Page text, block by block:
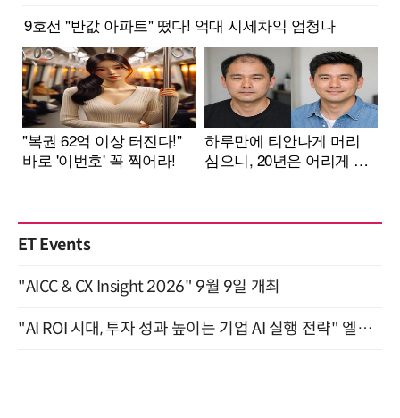
ET Events
"AICC & CX Insight 2026" 9월 9일 개최
"AI ROI 시대, 투자 성과 높이는 기업 AI 실행 전략" 엘타워 6층 (9월 18일)